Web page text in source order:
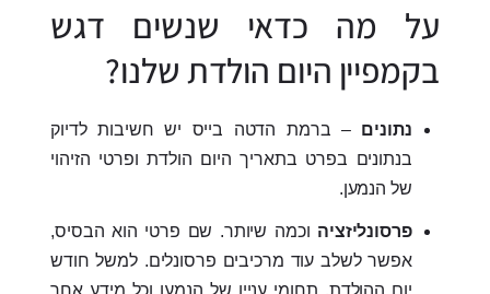
על מה כדאי שנשים דגש
בקמפיין היום הולדת שלנו?
נתונים– ברמת הדטה בייס יש חשיבות לדיוק
בנתונים בפרט בתאריך היום הולדת ופרטי הזיהוי
של הנמען.
פרסונליזציה וכמה שיותר. שם פרטי הוא הבסיס,
אפשר לשלב עוד מרכיבים פרסונלים. למשל חודש
יום ההולדת, תחומי עניין של הנמען וכל מידע אחר